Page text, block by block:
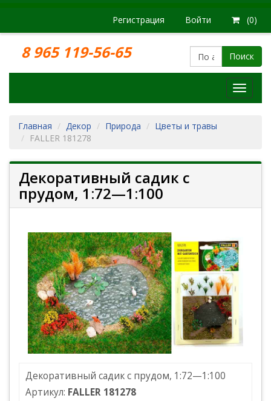
Регистрация Войти (0)
8 965 119-56-65 Поиск
Модели
Главная
Декор Природа
Цветы и травы
FALLER 181278
Декоративный садик с
прудом, 1:72—1:100
Декоративный садик с прудом, 1:72—1:100
Артикул: FALLER 181278